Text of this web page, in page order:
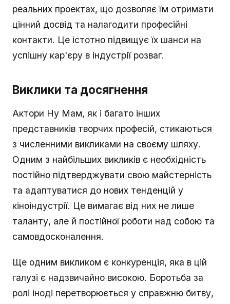
реальних проектах, що дозволяє їм отримати
цінний досвід та налагодити професійні
контакти. Це істотно підвищує їх шанси на
успішну кар'єру в індустрії розваг.
Виклики та досягнення
Актори Ну Мам, як і багато інших
представників творчих професій, стикаються
з численними викликами на своєму шляху.
Одним з найбільших викликів є необхідність
постійно підтверджувати свою майстерність
та адаптуватися до нових тенденцій у
кіноіндустрії. Це вимагає від них не лише
таланту, але й постійної роботи над собою та
самовдосконалення.
Ще одним викликом є конкуренція, яка в цій
галузі є надзвичайно високою. Боротьба за
ролі іноді перетворюється у справжню битву,